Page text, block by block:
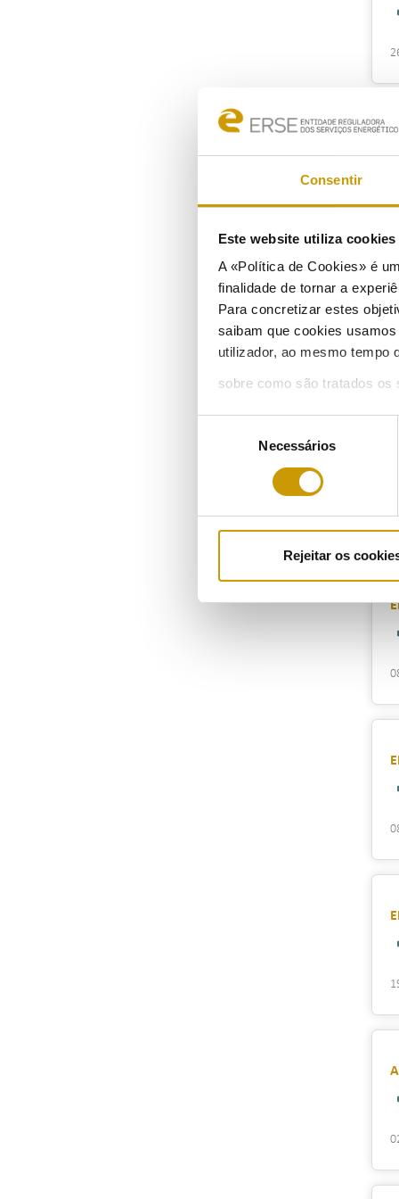
Consentir
Este website utiliza
A «Política de Cookies» é
finalidade de tornar a
Para concretizar estes
saibam que cookies
utilizador, ao mesmo tempo
sobre como são tratados
consentimento
Necessários
Rejeitar os